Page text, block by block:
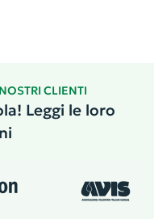
CLIENTI
Leggi le loro